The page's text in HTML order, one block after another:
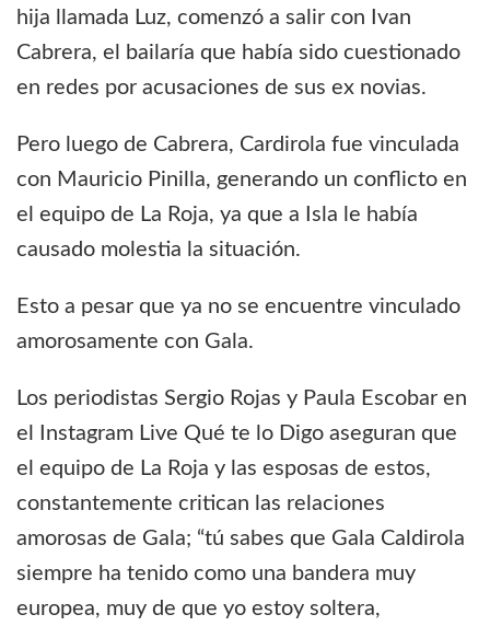
hija llamada Luz, comenzó a salir con Ivan
Cabrera, el bailaría que había sido cuestionado
en redes por acusaciones de sus ex novias.
Pero luego de Cabrera, Cardirola fue vinculada
con Mauricio Pinilla, generando un conflicto en
el equipo de La Roja, ya que a Isla le había
causado molestia la situación.
Esto a pesar que ya no se encuentre vinculado
amorosamente con Gala.
Los periodistas Sergio Rojas y Paula Escobar en
el Instagram Live Qué te lo Digo aseguran que
el equipo de La Roja y las esposas de estos,
constantemente critican las relaciones
amorosas de Gala; “tú sabes que Gala Caldirola
siempre ha tenido como una bandera muy
europea, muy de que yo estoy soltera,